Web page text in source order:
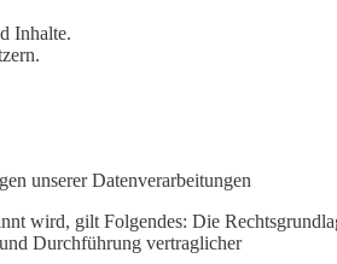
Inhalte.
unserer Datenverarbeitungen
wird, gilt Folgendes: Die
Durchführung vertraglicher